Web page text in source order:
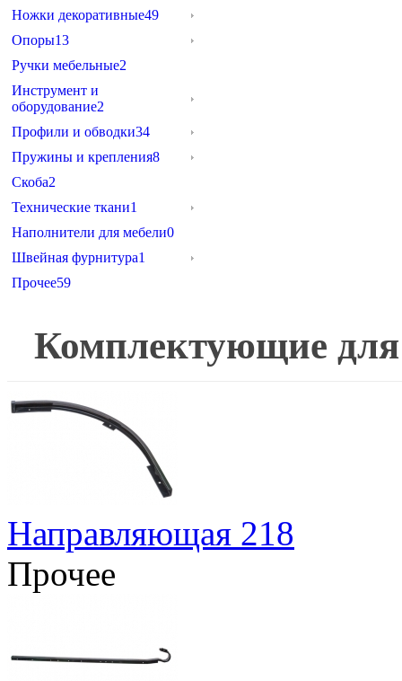
Ножки декоративные49
Опоры13
Ручки мебельные2
Инструмент и
оборудование2
Профили и обводки34
Пружины и крепления8
Скоба2
Технические ткани1
Наполнители для мебели0
Швейная фурнитура1
Прочее59
Комплектующие
Направляющая 218
Прочее